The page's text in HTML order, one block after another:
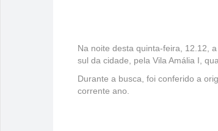
Na noite desta quinta-feira, 12.12,
sul da cidade, pela Vila Amália I,
Durante a busca, foi conferido a
corrente ano.